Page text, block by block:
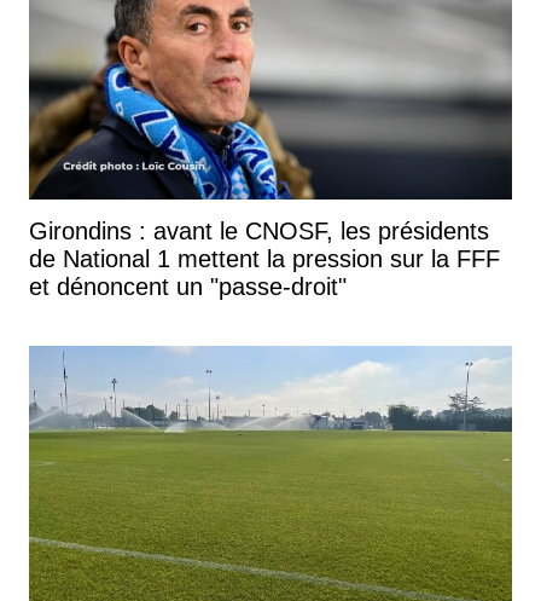
Girondins : avant le CNOSF, les présidents
de National 1 mettent la pression sur la FFF
et dénoncent un "passe-droit"